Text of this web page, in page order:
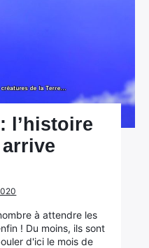
l’histoire
à attendre les
! Du moins, ils sont
d'ici le mois de